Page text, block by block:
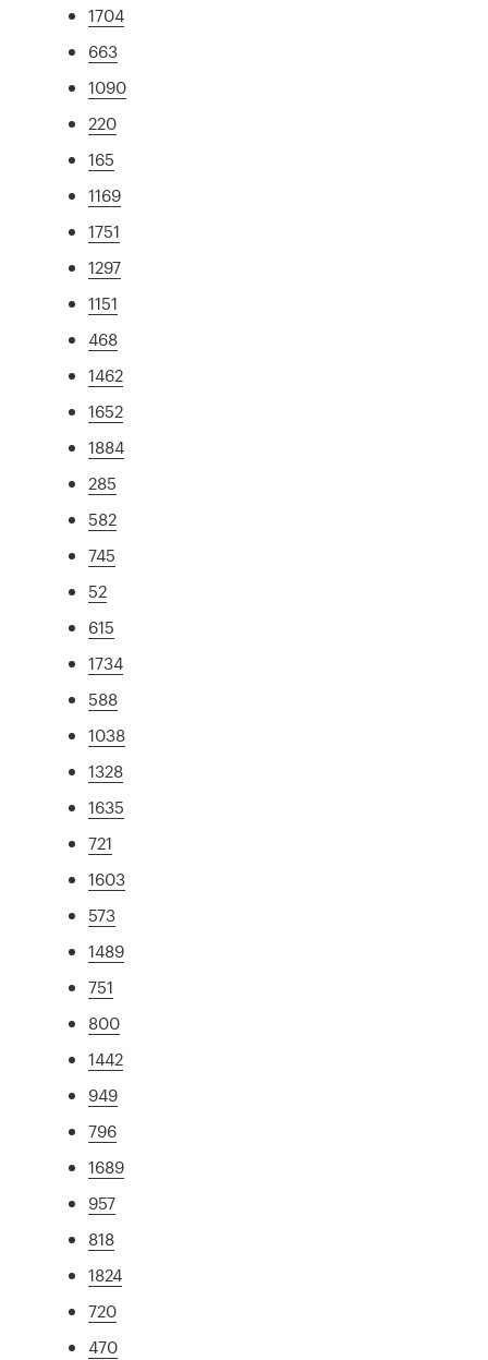
1704
663
1090
220
165
1169
1751
1297
1151
468
1462
1652
1884
285
582
745
52
615
1734
588
1038
1328
1635
721
1603
573
1489
751
800
1442
949
796
1689
957
818
1824
720
470